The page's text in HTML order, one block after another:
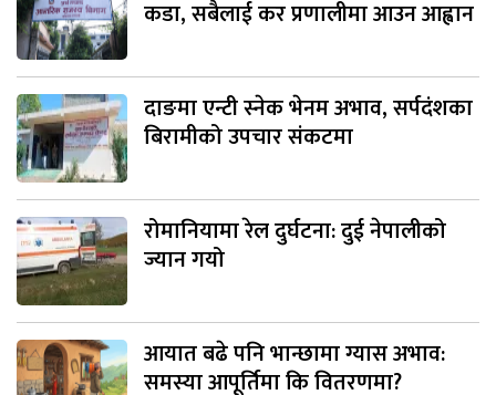
कडा, सबैलाई कर प्रणालीमा आउन आह्वान
दाङमा एन्टी स्नेक भेनम अभाव, सर्पदंशका
बिरामीको उपचार संकटमा
रोमानियामा रेल दुर्घटना: दुई नेपालीको
ज्यान गयो
आयात बढे पनि भान्छामा ग्यास अभाव:
समस्या आपूर्तिमा कि वितरणमा?